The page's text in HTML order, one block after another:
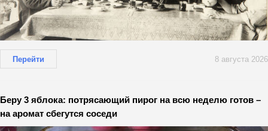
Перейти 8 августа 2026
Беру 3 яблока: потрясающий пирог на всю неделю готов –
на аромат сбегутся соседи